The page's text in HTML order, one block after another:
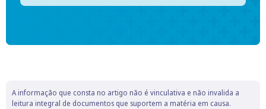
A informação que consta no artigo não é vinculativa e não invalida a
leitura integral de documentos que suportem a matéria em causa.